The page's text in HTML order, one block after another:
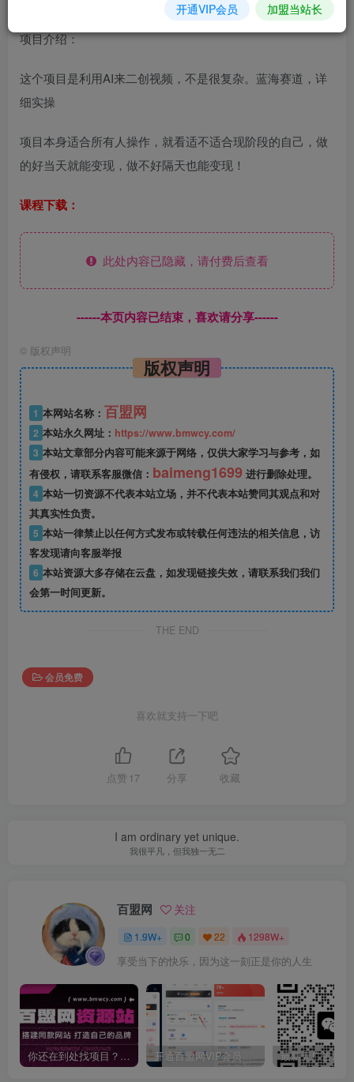
项目介绍：
这个项目是利用AI来二创视频，不是很复杂。蓝海赛道，详
细实操
项目本身适合所有人操作，就看适不适合现阶段的自己，做
的好当天就能变现，做不好隔天也能变现！
课程下载：
此处内容已隐藏，请付费后查看
------本页内容已结束，喜欢请分享------
© 版权声明
版权声明
1 本网站名称： 百盟网
2 本站永久网址： https://www.bmwcy.com/
3 本站文章部分内容可能来源于网络，仅供大家学习与参考，如
有侵权，请联系客服微信： baimeng1699 进行删除处理。
4 本站一切资源不代表本站立场，并不代表本站赞同其观点和对
其真实性负责。
5 本站一律禁止以任何方式发布或转载任何违法的相关信息，访
客发现请向客服举报
6 本站资源大多存储在云盘，如发现链接失效，请联系我们我们
会第一时间更新。
THE END
会员免费
喜欢就支持一下吧
点赞 17 分享 收藏
I am ordinary yet unique.
我很平凡，但我独一无二
百盟网 关注
1.9W+ 0 22 1298W+
享受当下的快乐，因为这一刻正是你的人生
你还在到处找项目？还在当韭菜？我靠卖项目一个月收入5万+，曾经我也是个失败者。 开通百盟网VIP会员，尊享全站资源免费下载，享70%的推广提成！！【限时五折优惠】
开通VIP会员 加盟当站长